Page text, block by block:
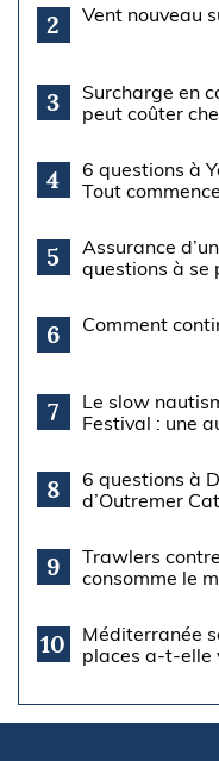
2 Vent nouveau
3
Surcharge en
peut coûter
4
6 questions à
Tout
5
Assurance
questions à se
6 Comment
7
Le slow
Festival : une
8
6 questions à
d’Outremer
9
Trawlers
consomme le
10
Méditerranée
places a-t-elle